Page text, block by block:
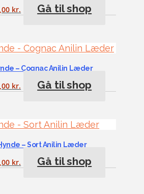
kr. Gå til shop
– Cognac Anilin Læder
kr. Gå til shop
Hynde – Sort Anilin Læder
kr. Gå til shop